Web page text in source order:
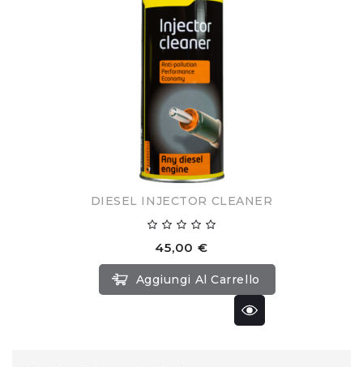
DIESEL INJECTOR CLEANER
45,00 €
Aggiungi Al Carrello